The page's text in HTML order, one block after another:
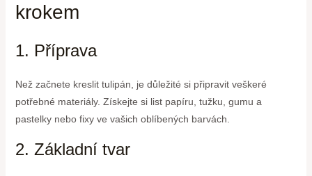
krokem
1. Příprava
Než začnete kreslit tulipán, je důležité si připravit veškeré
potřebné materiály. Získejte si list papíru, tužku, gumu a
pastelky nebo fixy ve vašich oblíbených barvách.
2. Základní tvar